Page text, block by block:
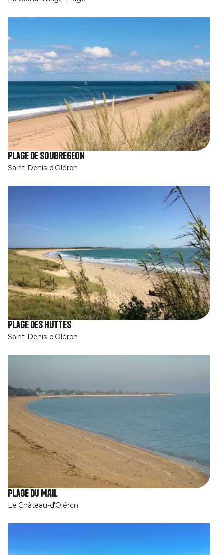
Plage de Soubregeon
Saint-Denis-d'Oléron
Plage des Huttes
Saint-Denis-d'Oléron
Plage du Mail
Le Château-d'Oléron